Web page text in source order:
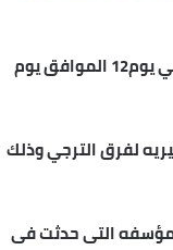
ولقد تم تحديد لقاء الاهلي والترجى التونسي يوم12 الموافق يوم
لفرق الترجي وذلك
التى حدثت فى